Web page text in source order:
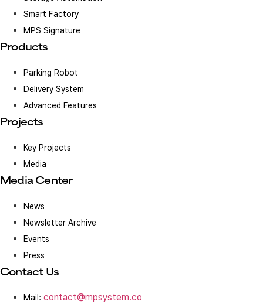
Smart Factory
MPS Signature
Products
Parking Robot
Delivery System
Advanced Features
Projects
Key Projects
Media
Media Center
News
Newsletter Archive
Events
Press
Contact Us
Mail: contact@mpsystem.co